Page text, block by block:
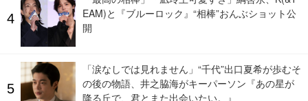
EAM)と『ブルーロック』“相棒”おんぶショット公
開
「涙なしでは見れません」“千代”出口夏希が歩むそ
の後の物語、井之脇海がキーパーソン『あの星が
降る丘で、君とまた出会いたい。』